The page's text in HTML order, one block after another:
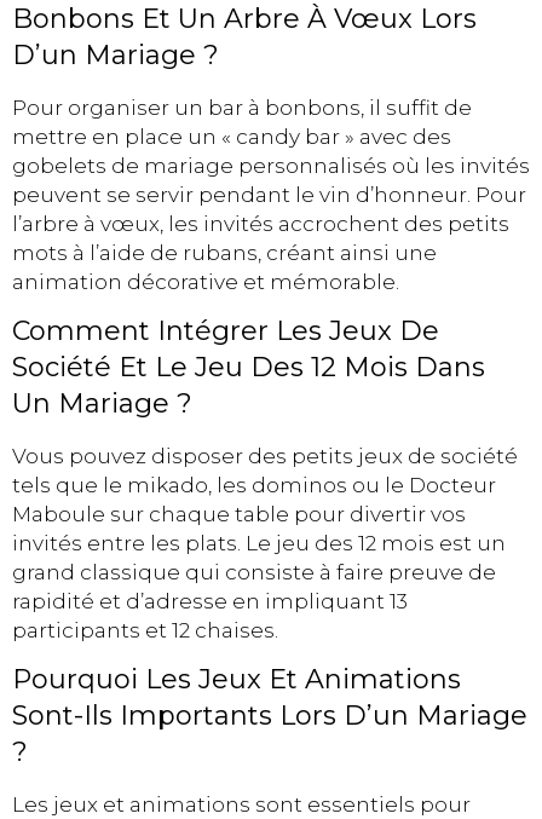
Bonbons Et Un Arbre À Vœux Lors
D’un Mariage ?
Pour organiser un bar à bonbons, il suffit de
mettre en place un « candy bar » avec des
gobelets de mariage personnalisés où les invités
peuvent se servir pendant le vin d’honneur. Pour
l’arbre à vœux, les invités accrochent des petits
mots à l’aide de rubans, créant ainsi une
animation décorative et mémorable.
Comment Intégrer Les Jeux De
Société Et Le Jeu Des 12 Mois Dans
Un Mariage ?
Vous pouvez disposer des petits jeux de société
tels que le mikado, les dominos ou le Docteur
Maboule sur chaque table pour divertir vos
invités entre les plats. Le jeu des 12 mois est un
grand classique qui consiste à faire preuve de
rapidité et d’adresse en impliquant 13
participants et 12 chaises.
Pourquoi Les Jeux Et Animations
Sont-Ils Importants Lors D’un Mariage
?
Les jeux et animations sont essentiels pour